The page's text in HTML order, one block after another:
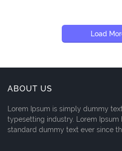
Load
ABOUT US
Lorem Ipsum is simply dummy
typesetting industry. Lorem Ipsum
standard dummy text ever since